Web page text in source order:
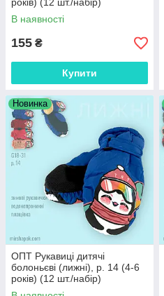
В наявності
155 ₴
Купити
Новинка
ОПТ Рукавиці дитячі
болоньєві (лижні), р. 14 (4-6
років) (12 шт./набір)